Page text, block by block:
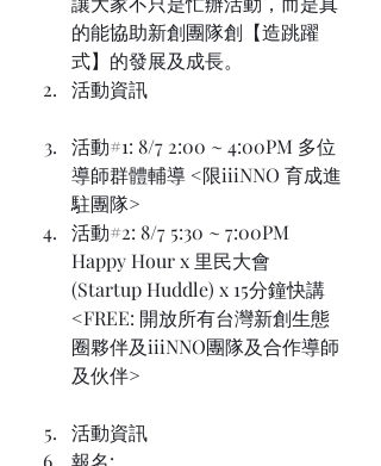
的能協助新創團隊創【造跳躍
式】的發展及成長。
活動資訊
活動#1: 8/7 2:00 ~ 4:00PM 多位
導師群體輔導 <限iiiNNO 育成進
駐團隊>
活動#2: 8/7 5:30 ~ 7:00PM
Happy Hour x 里民大會
(Startup Huddle) x 15分鐘快講
<FREE: 開放所有台灣新創生態
圈夥伴及iiiNNO團隊及合作導師
及伙伴>
活動資訊
報名: